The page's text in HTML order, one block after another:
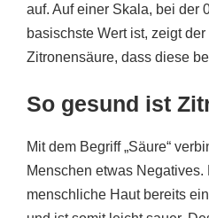
auf. Auf einer Skala, bei der
basischste Wert ist, zeigt
Zitronensäure, dass diese
So gesund ist
Mit dem Begriff „Säure“
Menschen etwas
menschliche Haut bereits